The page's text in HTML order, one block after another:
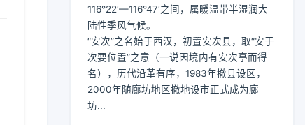
116°22′—116°47′之间，属暖温带半湿润大
陆性季风气候。
“安次”之名始于西汉，初置安次县，取“安于
次要位置”之意（一说因境内有安次亭而得
名），历代沿革有序，1983年撤县设区，
2000年随廊坊地区撤地设市正式成为廊
坊...